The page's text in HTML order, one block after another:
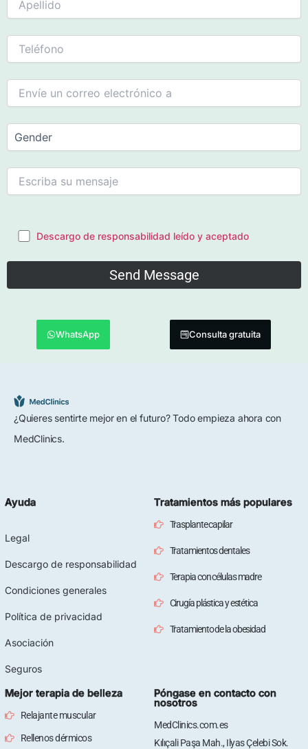
Descargo de responsabilidad leído y aceptado
WhatsApp Consulta gratuita
¿Quieres sentirte mejor en el futuro? Todo empieza ahora con
MedClinics.
Ayuda
Legal
Descargo de responsabilidad
Condiciones generales
Política de privacidad
Asociación
Seguros
Tratamientos más populares
Trasplante capilar
Tratamientos dentales
Terapia con células madre
Cirugía plástica y estética
Tratamiento de la obesidad
Mejor terapia de belleza
Relajante muscular
Rellenos dérmicos
Póngase en contacto con
nosotros
MedClinics.com.es
Kılıçali Paşa Mah., Ilyas Çelebi Sok.